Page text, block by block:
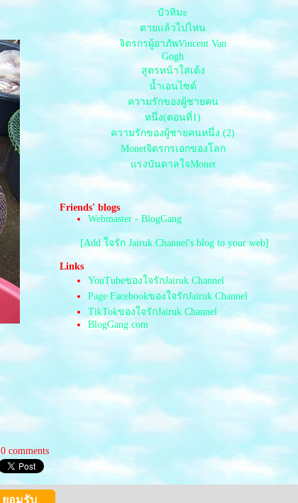
0 comments
วังน้ำเขียวโคราช
ชอปปิ้งหนองคา
ตัวเมืองขอนแก่น
น้ำผุดทับลาว ชัยภูมิ
สนามหลวง2
ไปดูงานศิลป
สายน้ำกับปลาที่ไปปล่อ
งานExpro
เขื่อนอุบลรัตน์
เที่ยวป่าวัดพรไพรวัลย์
ล่องแพอ่างเก็บน้ำห้วยไร่
ทะเลหมอกภูพานน้อ
วัดเจดีย์ชัยมงคล
ครั้งหนึ่งที่เคยโบกรถ
น้ำหนาว,เพชรบูรณ์
พระพุทธชินราช,พระธาตุ
น้ำพุร้อน,วัดร่องขุ่น
มหาลัยแม่ฟ้าหลวง,น้ำตกก้าง
ปลา
เวียงแก่น,ภูชี้ฟ้า
ดอยแม่สลอง
วัดเจดีย์7ยอด,วัดเจดีย์หลวง
ดอยสุเทพ,ทุ่งสแลงหลวง
ครงการครูบ้านนอก
วัดหลวงพ่อโตใหญ่ที่สุดในโลก
เลย-ลาว-ท่าลี่
ถึงระยองแล้วจ้า
งานเที่ยวภาคใต้
บัวหิมะ
ตายแล้วไปไหน
จิตรกรผู้อาภัพVincent Van
Gogh
สูตรหน้าใสเด้ง
น้ำเอนไซด์
ความรักของผู้ชายคน
หนึ่ง(ตอนที่1)
ความรักของผู้ชายคนหนึ่ง (2)
Monetจิตรกรเอกของโลก
รงบันดาลใจMonet
Friends' blogs
Webmaster - BlogGang
[Add ใจรัก Jairuk Channel's blog to your web]
Links
YouTubeของใจรักJairuk Channel
Page FacebookของใจรักJairuk Channel
TikTokของใจรักJairuk Channel
BlogGang.com